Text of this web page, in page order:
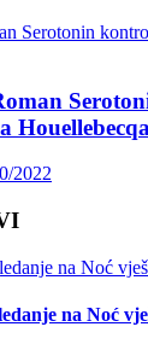
Houellebecqa
2022
na Noć